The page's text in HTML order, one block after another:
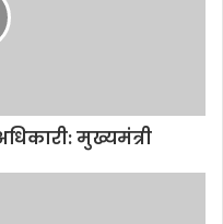
मुख्यमंत्री